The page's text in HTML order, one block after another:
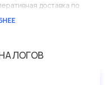
доставка по
убедитесь сами.
в большом